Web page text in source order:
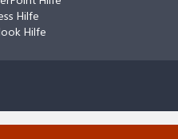
Hilfe
Hilfe